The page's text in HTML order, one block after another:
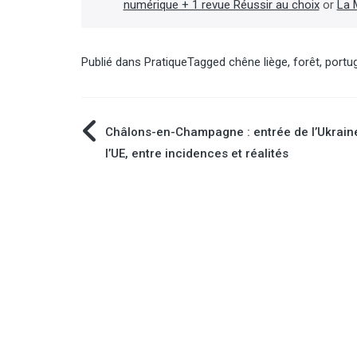
numérique + 1 revue Réussir au choixor La
Publié dans PratiqueTagged chêne liège, forêt,
Navigation
Châlons-en-Champagne : entrée de
l’UE, entre incidences et réalités
allemand de vin mousseux
créanciers pour se financer.
poursuivent leurs campagnes de
6 août, Oleg Kiper. (Lire la suite dans
Agra Fil)